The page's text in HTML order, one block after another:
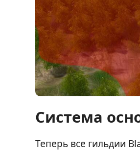
Система
Теперь все гильдии